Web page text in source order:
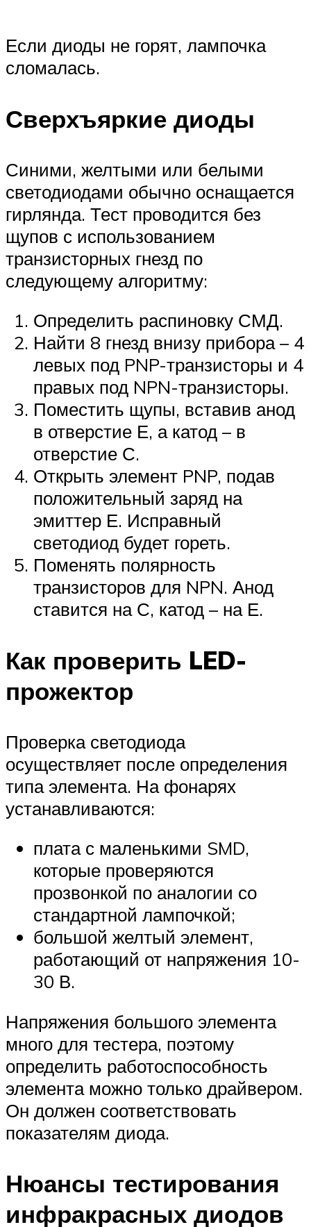
Если диоды не горят, лампочка
сломалась.
Сверхъяркие диоды
Синими, желтыми или белыми
светодиодами обычно оснащается
гирлянда. Тест проводится без
щупов с использованием
транзисторных гнезд по
следующему алгоритму:
Определить распиновку СМД.
Найти 8 гнезд внизу прибора – 4
левых под PNP-транзисторы и 4
правых под NPN-транзисторы.
Поместить щупы, вставив анод
в отверстие Е, а катод – в
отверстие С.
Открыть элемент PNP, подав
положительный заряд на
эмиттер Е. Исправный
светодиод будет гореть.
Поменять полярность
транзисторов для NPN. Анод
ставится на С, катод – на Е.
Как проверить LED-
прожектор
Проверка светодиода
осуществляет после определения
типа элемента. На фонарях
устанавливаются:
плата с маленькими SMD,
которые проверяются
прозвонкой по аналогии со
стандартной лампочкой;
большой желтый элемент,
работающий от напряжения 10-
30 В.
Напряжения большого элемента
много для тестера, поэтому
определить работоспособность
элемента можно только драйвером.
Он должен соответствовать
показателям диода.
Нюансы тестирования
инфракрасных диодов